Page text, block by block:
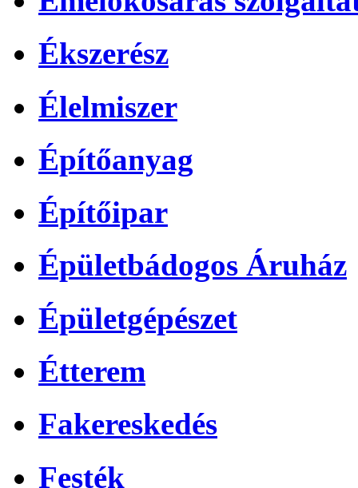
Ékszerész
Élelmiszer
Építőanyag
Építőipar
Épületbádogos Áruház
Épületgépészet
Étterem
Fakereskedés
Festék